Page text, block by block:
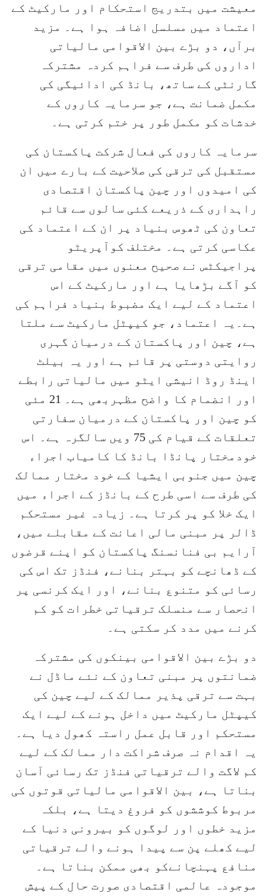
معیشت میں بتدریج استحکام اور مارکیٹ کے
اعتماد میں مسلسل اضافہ ہوا ہے۔ مزید
برآں، دو بڑے بین الاقوامی مالیاتی
اداروں کی طرف سے فراہم کردہ مشترکہ
گارنٹی کے ساتھ، بانڈ کی ادائیگی کی
مکمل ضمانت ہے، جو سرمایہ کاروں کے
خدشات کو مکمل طور پر ختم کرتی ہے۔
سرمایہ کاروں کی فعال شرکت پاکستان کی
مستقبل کی ترقی کی صلاحیت کے بارے میں ان
کی امیدوں اور چین پاکستان اقتصادی
راہداری کے ذریعے کئی سالوں سے قائم
تعاون کی ٹھوس بنیاد پر ان کے اعتماد کی
عکاسی کرتی ہے۔ مختلف کوآپریٹو
پراجیکٹس نے صحیح معنوں میں مقامی ترقی
کو آگے بڑھایا ہے اور مارکیٹ کے اس
اعتماد کے لیے ایک مضبوط بنیاد فراہم کی
ہے۔یہ اعتماد، جو کیپٹل مارکیٹ سے ملتا
ہے، چین اور پاکستان کے درمیان گہری
روایتی دوستی پر قائم ہے اور یہ بیلٹ
اینڈ روڈ انیشی ایٹو میں مالیاتی رابطے
اور انضمام کا واضح مظہربھی ہے۔ 21 مئی
کو چین اور پاکستان کے درمیان سفارتی
تعلقات کے قیام کی 75 ویں سالگرہ ہے۔ اس
خودمختار پانڈا بانڈ کا کامیاب اجراء
چین میں جنوبی ایشیا کے خود مختار ممالک
کی طرف سے اسی طرح کے بانڈز کے اجراء میں
ایک خلا کو پر کرتا ہے۔ زیادہ غیر مستحکم
ڈالر پر مبنی مالی اعانت کے مقابلے میں،
آرایم بی فنانسنگ پاکستان کو اپنے قرضوں
کے ڈھانچے کو بہتر بنانے، فنڈز تک اس کی
رسائی کو متنوع بنانے، اور ایک کرنسی پر
انحصار سے منسلک ترقیاتی خطرات کو کم
کرنے میں مدد کر سکتی ہے۔
دو بڑے بین الاقوامی بینکوں کی مشترکہ
ضمانتوں پر مبنی تعاون کے نئے ماڈل نے
بہت سے ترقی پذیر ممالک کے لیے چین کی
کیپٹل مارکیٹ میں داخل ہونے کے لیے ایک
مستحکم اور قابل عمل راستہ کھول دیا ہے۔
یہ اقدام نہ صرف شراکت دار ممالک کے لیے
کم لاگت والے ترقیاتی فنڈز تک رسائی آسان
بناتا ہے، بین الاقوامی مالیاتی قوتوں کی
مربوط کوششوں کو فروغ دیتا ہے، بلکہ
مزید خطوں اور لوگوں کو بیرونی دنیا کے
لیے کھلے پن سے پیدا ہونے والے ترقیاتی
منافع پہنچانےکو بھی ممکن بناتا ہے۔
موجودہ عالمی اقتصادی صورت حال کے پیش